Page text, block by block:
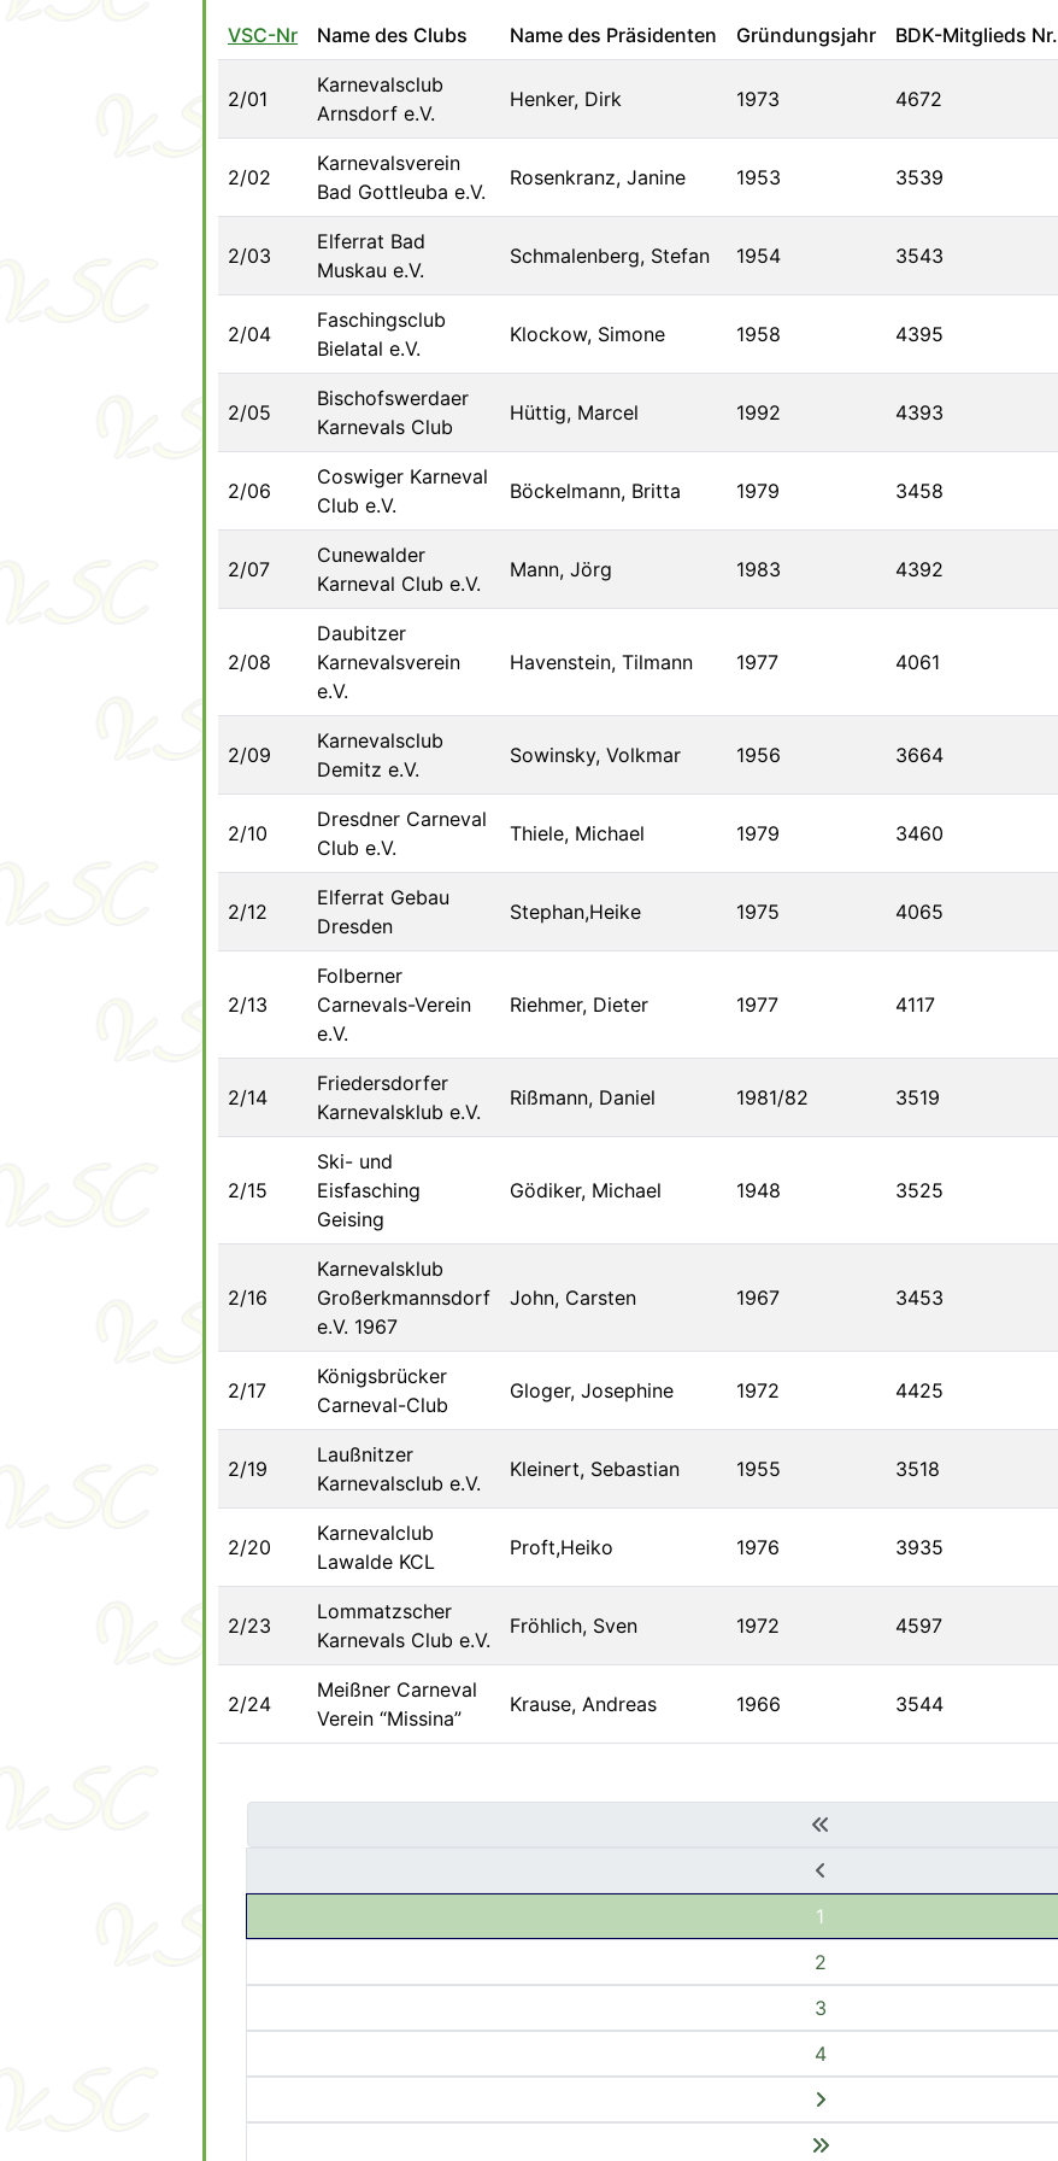
VSC-Nr Name des Clubs Name des Präsidenten Gründungsjahr BDK-Mitglieds Nr.
1
2
3
4
2/01
Karnevalsclub
Arnsdorf e.V.
Henker, Dirk 1973 4672
2/02
Karnevalsverein
Bad Gottleuba e.V.
Rosenkranz, Janine 1953 3539
2/03
Elferrat Bad
Muskau e.V.
Schmalenberg, Stefan 1954 3543
2/04
Faschingsclub
Bielatal e.V.
Klockow, Simone 1958 4395
2/05
Bischofswerdaer
Karnevals Club
Hüttig, Marcel 1992 4393
2/06
Coswiger Karneval
Club e.V.
Böckelmann, Britta 1979 3458
2/07
Cunewalder
Karneval Club e.V.
Mann, Jörg 1983 4392
2/08
Daubitzer
Karnevalsverein
e.V.
Havenstein, Tilmann 1977 4061
2/09
Karnevalsclub
Demitz e.V.
Sowinsky, Volkmar 1956 3664
2/10
Dresdner Carneval
Club e.V.
Thiele, Michael 1979 3460
2/12
Elferrat Gebau
Dresden
Stephan,Heike 1975 4065
2/13
Folberner
Carnevals-Verein
e.V.
Riehmer, Dieter 1977 4117
2/14
Friedersdorfer
Karnevalsklub e.V.
Rißmann, Daniel 1981/82 3519
2/15
Ski- und
Eisfasching
Geising
Gödiker, Michael 1948 3525
2/16
Karnevalsklub
Großerkmannsdorf
e.V. 1967
John, Carsten 1967 3453
2/17
Königsbrücker
Carneval-Club
Gloger, Josephine 1972 4425
2/19
Laußnitzer
Karnevalsclub e.V.
Kleinert, Sebastian 1955 3518
2/20
Karnevalclub
Lawalde KCL
Proft,Heiko 1976 3935
2/23
Lommatzscher
Karnevals Club e.V.
Fröhlich, Sven 1972 4597
2/24
Meißner Carneval
Verein “Missina”
Krause, Andreas 1966 3544